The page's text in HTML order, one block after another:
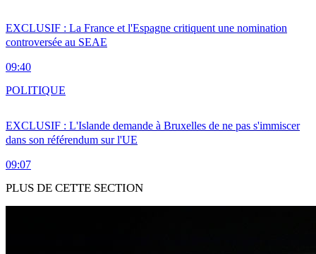
EXCLUSIF : La France et l'Espagne critiquent une nomination
controversée au SEAE
09:40
EXCLUSIF : L'Islande demande à Bruxelles de ne pas s'immiscer
dans son référendum sur l'UE
09:07
POLITIQUE
PLUS DE CETTE SECTION